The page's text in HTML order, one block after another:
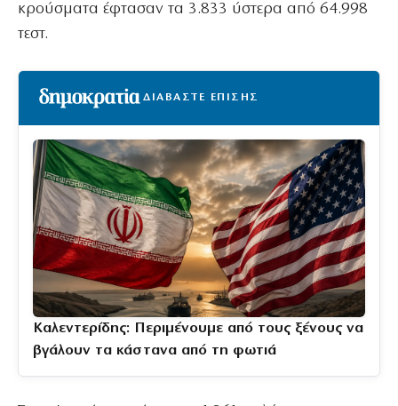
κρούσματα έφτασαν τα 3.833 ύστερα από 64.998
τεστ.
ΔΙΑΒΑΣΤΕ ΕΠΙΣΗΣ
Καλεντερίδης: Περιμένουμε από τους ξένους να
βγάλουν τα κάστανα από τη φωτιά